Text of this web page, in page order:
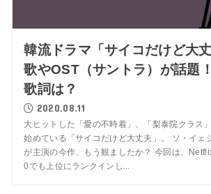
韓流ドラマ「サイコだけど大
歌やOST（サントラ）が話題
歌詞は？
2020.08.11
大ヒットした「愛の不時着」、「梨泰院クラス
始めている「サイコだけど大丈夫」。 ソ・イェ
が主演の今作、もう観ましたか？ 今回は、
0でも上位にランクインし...